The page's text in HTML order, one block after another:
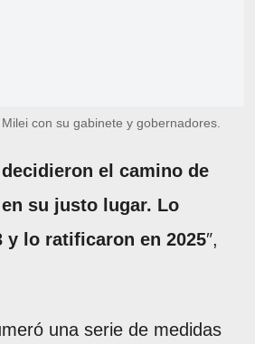
con su gabinete y gobernadores.
el camino de
su justo lugar. Lo
y lo ratificaron en 2025″,
una serie de medidas